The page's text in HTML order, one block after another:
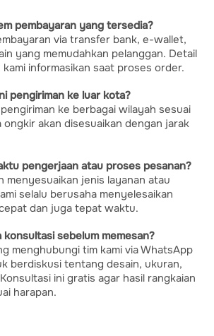
pembayaran yang tersedia?
via transfer bank, e-wallet,
yang memudahkan pelanggan. Detail
kami informasikan saat proses order.
pengiriman ke luar kota?
pengiriman ke berbagai wilayah sesuai
ongkir akan disesuaikan dengan jarak
pengerjaan atau proses pesanan?
menyesuaikan jenis layanan atau
selalu berusaha menyelesaikan
dan juga tepat waktu.
konsultasi sebelum memesan?
menghubungi tim kami via WhatsApp
berdiskusi tentang desain, ukuran,
ini gratis agar hasil rangkaian
harapan.